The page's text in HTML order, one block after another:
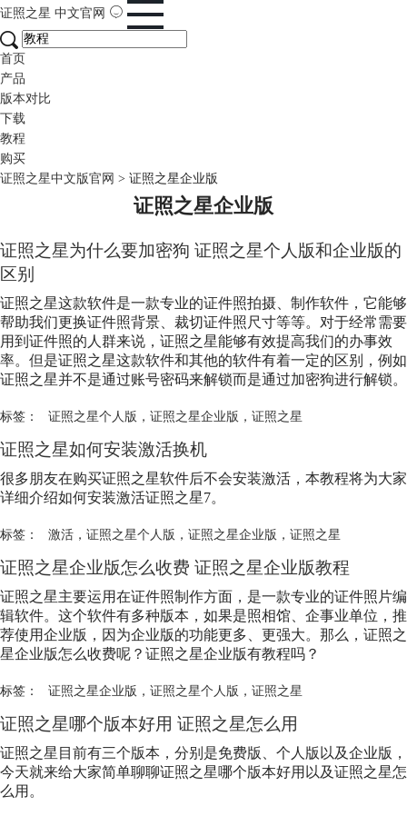
证照之星 中文官网
首页
产品
版本对比
下载
教程
购买
证照之星中文版官网 > 证照之星企业版
证照之星企业版
证照之星为什么要加密狗 证照之星个人版和企业版的
区别
证照之星这款软件是一款专业的证件照拍摄、制作软件，它能够
帮助我们更换证件照背景、裁切证件照尺寸等等。对于经常需要
用到证件照的人群来说，证照之星能够有效提高我们的办事效
率。但是证照之星这款软件和其他的软件有着一定的区别，例如
证照之星并不是通过账号密码来解锁而是通过加密狗进行解锁。
标签： 证照之星个人版 ， 证照之星企业版 ， 证照之星
证照之星如何安装激活换机
很多朋友在购买证照之星软件后不会安装激活，本教程将为大家
详细介绍如何安装激活证照之星7。
标签： 激活， 证照之星个人版 ， 证照之星企业版 ， 证照之星
证照之星企业版怎么收费 证照之星企业版教程
证照之星主要运用在证件照制作方面，是一款专业的证件照片编
辑软件。这个软件有多种版本，如果是照相馆、企事业单位，推
荐使用企业版，因为企业版的功能更多、更强大。那么， 证照之
星企业版怎么收费呢？ 证照之星企业版有教程吗？
标签： 证照之星企业版 ， 证照之星个人版 ， 证照之星
证照之星哪个版本好用 证照之星怎么用
证照之星目前有三个版本，分别是免费版、个人版以及企业版，
今天就来给大家简单聊聊证照之星哪个版本好用以及证照之星怎
么用。